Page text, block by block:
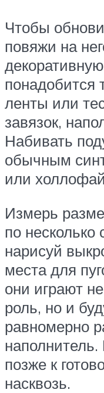
Чтобы
повяжи на
понадобится
ленты или
завязок,
Набивать
обычным
или
Измерь
по
нарисуй
места для
они играют
роль, но и
равномерно
позже к
насквозь.